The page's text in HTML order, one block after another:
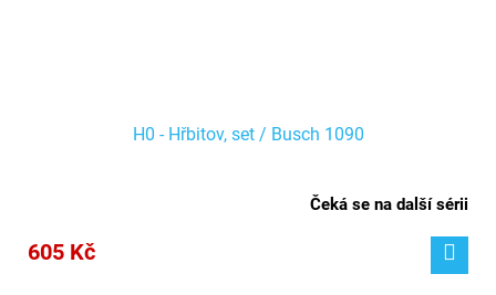
H0 - Hřbitov, set / Busch 1090
Čeká se na další sérii
605 Kč